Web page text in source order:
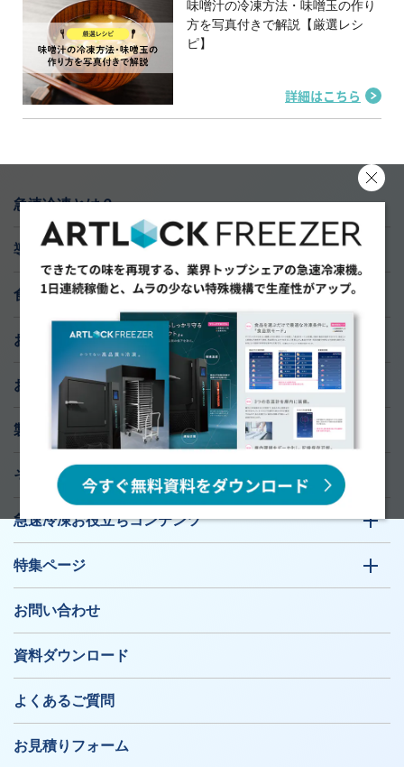
味噌汁の冷凍方法・味噌玉の作り
方を写真付きで解説【厳選レシ
ピ】
詳細はこちら
急速冷凍とは？
導入実績
食材研究ラボ
おすすめ導入サポート
お知らせ
製品ラインナップ
そのお悩み、急速冷凍機が解決します！
急速冷凍お役立ちコンテンツ
特集ページ
お問い合わせ
資料ダウンロード
よくあるご質問
お見積りフォーム